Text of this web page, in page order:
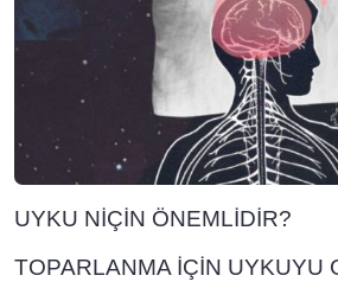
UYKU NİÇİN ÖNEMLİDİR?
TOPARLANMA İÇİN UYKUYU